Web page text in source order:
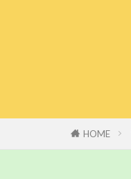
HOME